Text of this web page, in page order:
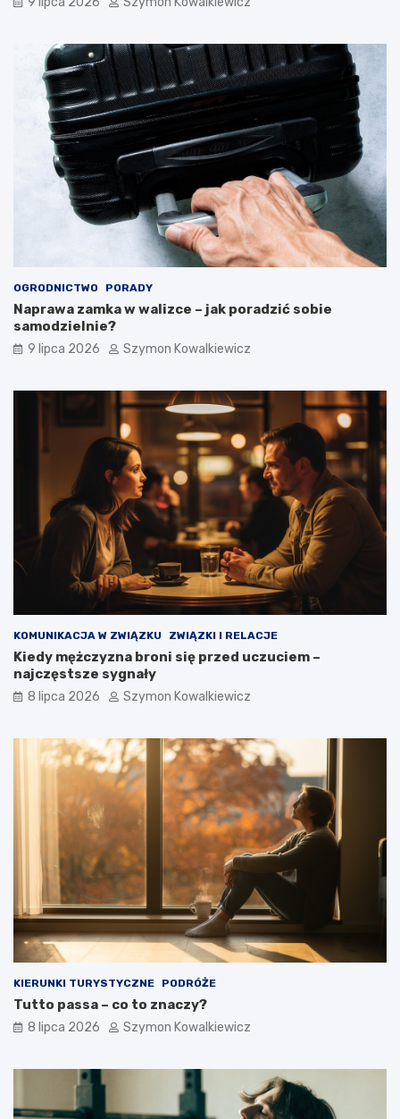
OGRODNICTWO PORADY
Naprawa zamka w walizce – jak poradzić sobie
samodzielnie?
9 lipca 2026 Szymon Kowalkiewicz
KOMUNIKACJA W ZWIĄZKU ZWIĄZKI I RELACJE
Kiedy mężczyzna broni się przed uczuciem –
najczęstsze sygnały
8 lipca 2026 Szymon Kowalkiewicz
KIERUNKI TURYSTYCZNE PODRÓŻE
Tutto passa – co to znaczy?
8 lipca 2026 Szymon Kowalkiewicz